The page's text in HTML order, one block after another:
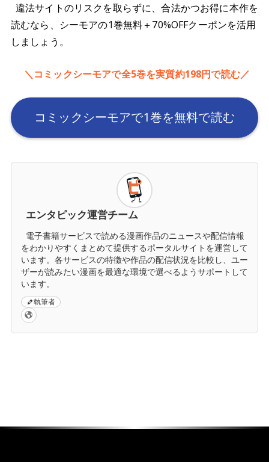
違法サイトのリスクを取らずに、合法かつお得に本作を
読むなら、シーモアの1巻無料＋70%OFFクーポンを活用
しましょう。
＼コミックシーモアで全5巻を実質約198円で読む／
コミックシーモアで1巻を無料で読む
エンタピック運営チーム
電子書籍サービスで読める漫画作品のニュースや配信情報
をわかりやすくまとめて提供するポータルサイトを運営して
います。各サービスの特徴や作品の配信状況を比較し、ユー
ザーが読みたい漫画を最適な環境で選べるようサポートして
います。
執筆者